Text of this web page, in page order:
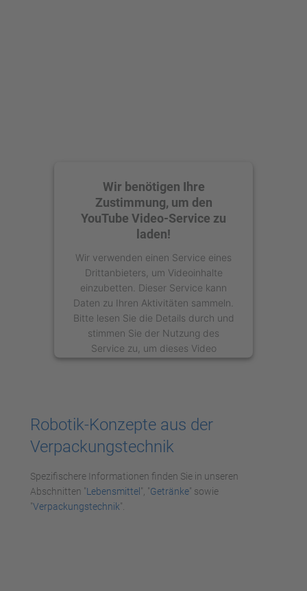
Wir benötigen Ihre
Zustimmung, um den
YouTube Video-Service zu
laden!
Wir verwenden einen Service eines
Drittanbieters, um Videoinhalte
einzubetten. Dieser Service kann
Daten zu Ihren Aktivitäten sammeln.
Bitte lesen Sie die Details durch und
stimmen Sie der Nutzung des
Service zu, um dieses Video
anzusehen.
Akzeptieren
Management Platform
Robotik-Konzepte aus der
Verpackungstechnik
Spezifischere Informationen finden Sie in unseren
Abschnitten "Lebensmittel ", "Getränke" sowie
"Verpackungstechnik".